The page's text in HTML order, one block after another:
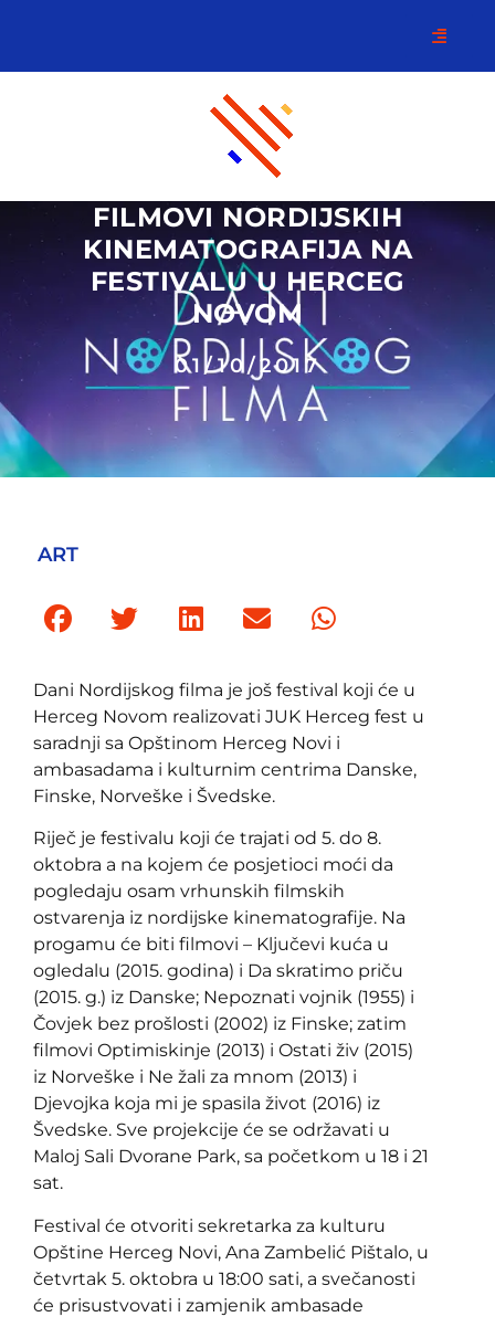
FILMOVI NORDIJSKIH
KINEMATOGRAFIJA NA
FESTIVALU U HERCEG
NOVOM
01/10/2017
ART
Dani Nordijskog filma je još festival koji će u
Herceg Novom realizovati JUK Herceg fest u
saradnji sa Opštinom Herceg Novi i
ambasadama i kulturnim centrima Danske,
Finske, Norveške i Švedske.
Riječ je festivalu koji će trajati od 5. do 8.
oktobra a na kojem će posjetioci moći da
pogledaju osam vrhunskih filmskih
ostvarenja iz nordijske kinematografije. Na
progamu će biti filmovi – Ključevi kuća u
ogledalu (2015. godina) i Da skratimo priču
(2015. g.) iz Danske; Nepoznati vojnik (1955) i
Čovjek bez prošlosti (2002) iz Finske; zatim
filmovi Optimiskinje (2013) i Ostati živ (2015)
iz Norveške i Ne žali za mnom (2013) i
Djevojka koja mi je spasila život (2016) iz
Švedske. Sve projekcije će se održavati u
Maloj Sali Dvorane Park, sa početkom u 18 i 21
sat.
Festival će otvoriti sekretarka za kulturu
Opštine Herceg Novi, Ana Zambelić Pištalo, u
četvrtak 5. oktobra u 18:00 sati, a svečanosti
će prisustvovati i zamjenik ambasade